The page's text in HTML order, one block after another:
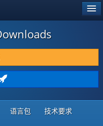
语言包 技术要求